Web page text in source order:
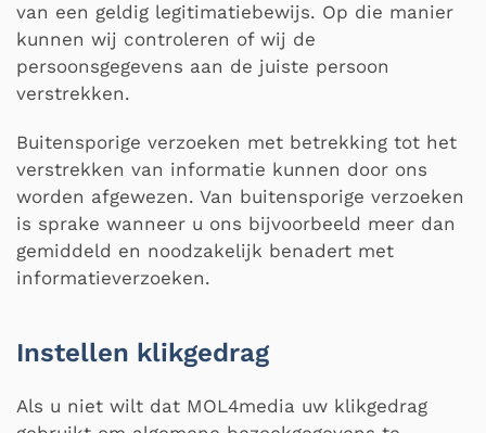
van een geldig legitimatiebewijs. Op die manier
kunnen wij controleren of wij de
persoonsgegevens aan de juiste persoon
verstrekken.
Buitensporige verzoeken met betrekking tot het
verstrekken van informatie kunnen door ons
worden afgewezen. Van buitensporige verzoeken
is sprake wanneer u ons bijvoorbeeld meer dan
gemiddeld en noodzakelijk benadert met
informatieverzoeken.
Instellen klikgedrag
Als u niet wilt dat MOL4media uw klikgedrag